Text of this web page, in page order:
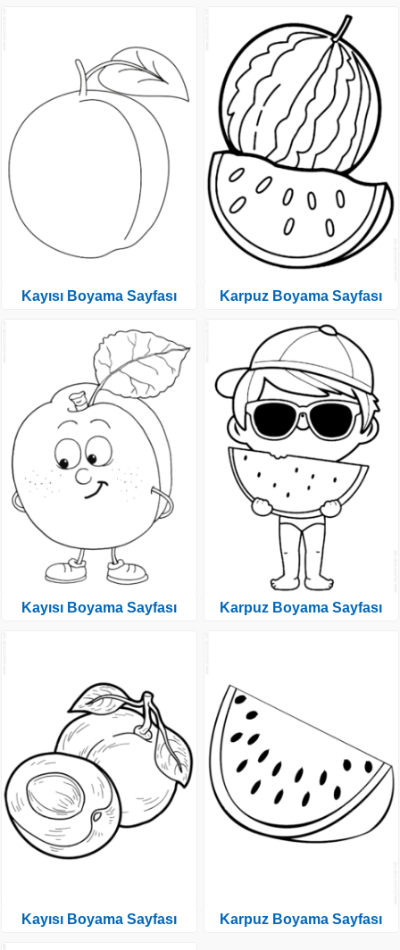
Kayısı Boyama Sayfası
Kayısı Boyama Sayfası
Kayısı Boyama Sayfası
Karpuz Boyama Sayfası
Karpuz Boyama Sayfası
Karpuz Boyama Sayfası